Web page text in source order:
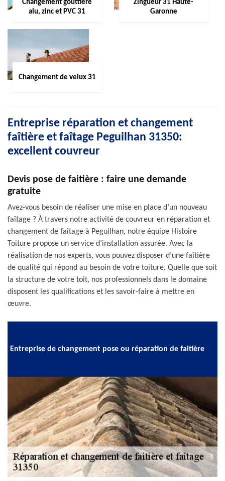
Changement gouttière
alu, zinc et PVC 31
Zingueur 31 Haute-
Garonne
Changement de velux 31
Entreprise réparation et changement
faîtière et faîtage Peguilhan 31350:
excellent couvreur
Devis pose de faitière : faire une demande
gratuite
Avez-vous besoin de réaliser une mise en place d’un nouveau
faîtage ? À travers notre activité de couvreur en réparation et
changement de faîtage à Peguilhan, notre équipe Histoire
Toiture propose un service d’installation assurée. Avec la
réalisation de nos experts, vous pouvez disposer d’une faîtière
de qualité qui répond au besoin de votre toiture. Quelle que soit
la structure de votre toit, nos professionnels dans le domaine
disposent les qualifications et les savoir-faire à mettre en
œuvre.
Entreprise de changement pose ou réparation de faitière